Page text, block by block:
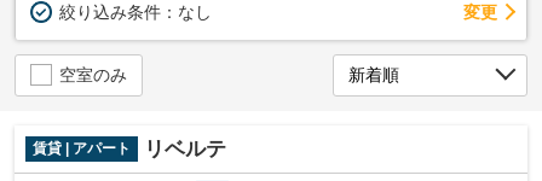
絞り込み条件： なし 変更
空室のみ
賃貸 | アパート リベルテ